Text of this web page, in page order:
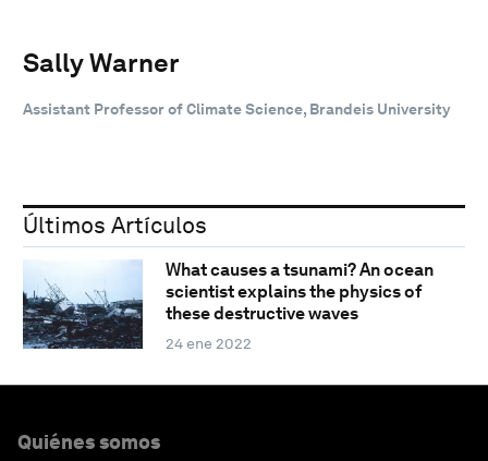
Sally Warner
Assistant Professor of Climate Science, Brandeis University
Últimos Artículos
What causes a tsunami? An ocean
scientist explains the physics of
these destructive waves
24 ene 2022
Quiénes somos